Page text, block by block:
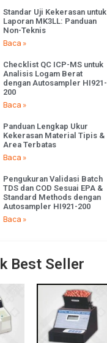
Standar Uji Kekerasan untuk
Laporan MK3LL: Panduan
Non-Teknis
Baca »
Checklist QC ICP-MS untuk
Analisis Logam Berat
dengan Autosampler HI921-
200
Baca »
Panduan Lengkap Ukur
Kekerasan Material Tipis &
Area Terbatas
Baca »
Pengukuran Validasi Batch
TDS dan COD Sesuai EPA &
Standard Methods dengan
Autosampler HI921-200
Baca »
Best Seller